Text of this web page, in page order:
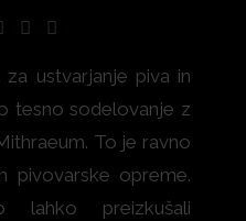
ustvarjanje piva in
tesno sodelovanje z
To je ravno
pivovarske opreme.
lahko preizkušali